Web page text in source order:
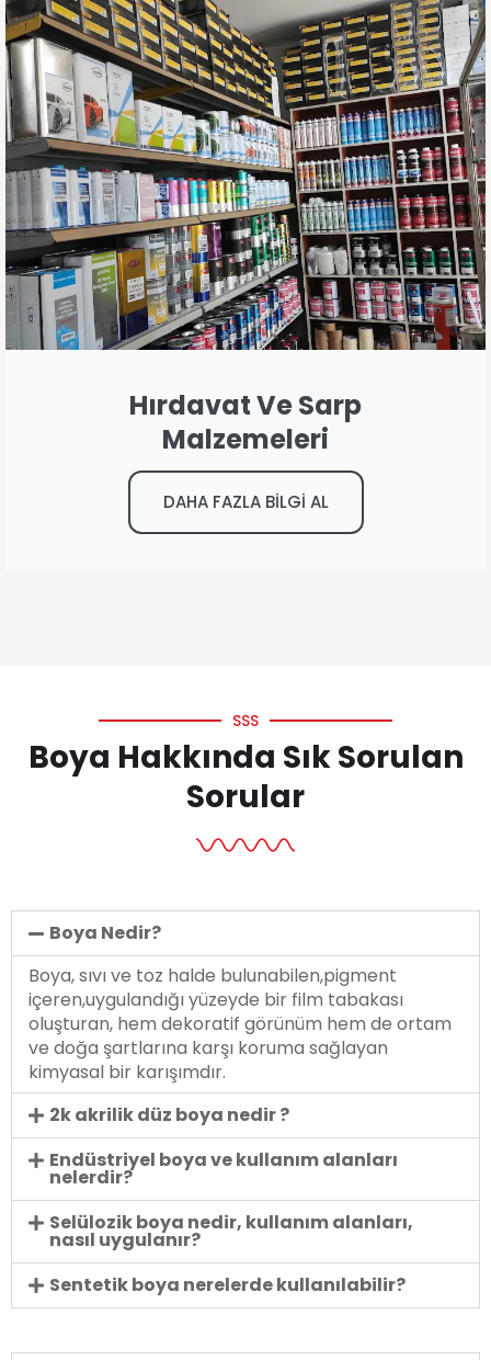
Hırdavat Ve Sarp
Malzemeleri
DAHA FAZLA BİLGİ AL
SSS
Boya Hakkında Sık Sorulan
Sorular
Boya Nedir?
Boya, sıvı ve toz halde bulunabilen,pigment
içeren,uygulandığı yüzeyde bir film tabakası
oluşturan, hem dekoratif görünüm hem de ortam
ve doğa şartlarına karşı koruma sağlayan
kimyasal bir karışımdır.
2k akrilik düz boya nedir ?
Endüstriyel boya ve kullanım alanları
nelerdir?
Selülozik boya nedir, kullanım alanları,
nasıl uygulanır?
Sentetik boya nerelerde kullanılabilir?